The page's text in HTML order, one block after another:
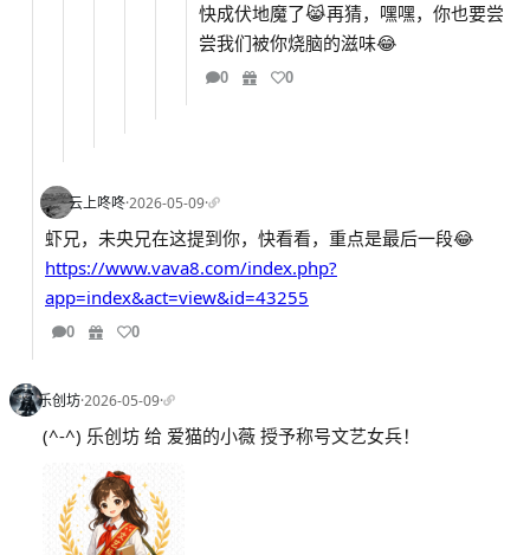
快成伏地魔了😹再猜，嘿嘿，你也要尝
尝我们被你烧脑的滋味😂
0 0
云上咚咚·2026-05-09·
虾兄，未央兄在这提到你，快看看，重点是最后一段😂
https://www.vava8.com/index.php?
app=index&act=view&id=43255
0 0
乐创坊·2026-05-09·
(^-^) 乐创坊 给 爱猫的小薇 授予称号文艺女兵！